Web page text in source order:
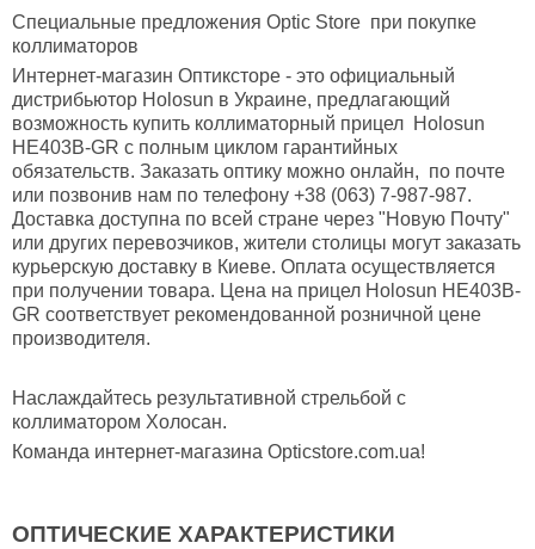
Специальные предложения Optic Store при покупке
коллиматоров
Интернет-магазин Оптиксторе - это официальный
дистрибьютор Holosun в Украине, предлагающий
возможность купить коллиматорный прицел Holosun
HE403B-GR с полным циклом гарантийных
обязательств. Заказать оптику можно онлайн, по почте
или позвонив нам по телефону +38 (063) 7-987-987.
Доставка доступна по всей стране через "Новую Почту"
или других перевозчиков, жители столицы могут заказать
курьерскую доставку в Киеве. Оплата осуществляется
при получении товара. Цена на прицел Holosun HE403B-
GR соответствует рекомендованной розничной цене
производителя.
Наслаждайтесь результативной стрельбой с
коллиматором Холосан.
Команда интернет-магазина Opticstore.com.ua!
ОПТИЧЕСКИЕ ХАРАКТЕРИСТИКИ